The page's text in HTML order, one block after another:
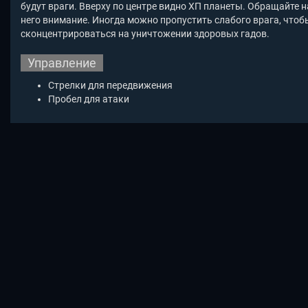
будут враги. Вверху по центре видно ХП планеты. Обращайте
него внимание. Иногда можно пропустить слабого врага,
сконцентрироваться на уничтожении здоровых гадов.
Управление
Стрелки для передвижения
Пробел для атаки